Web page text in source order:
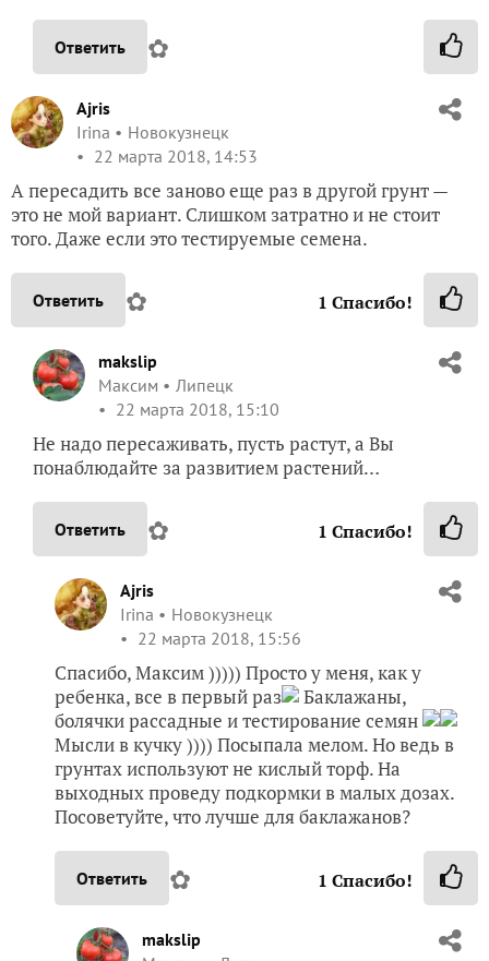
Ответить ✿
Ajris
Irina
Новокузнецк
22 марта 2018, 14:53
А пересадить все заново еще раз в другой грунт —
это не мой вариант. Слишком затратно и не стоит
того. Даже если это тестируемые семена.
Ответить ✿ 1 Спасибо!
makslip
Максим
Липецк
22 марта 2018, 15:10
Не надо пересаживать, пусть растут, а Вы
понаблюдайте за развитием растений…
Ответить ✿ 1 Спасибо!
Ajris
Irina
Новокузнецк
22 марта 2018, 15:56
Спасибо, Максим ))))) Просто у меня, как у
ребенка, все в первый раз
Баклажаны,
болячки рассадные и тестирование семян
Мысли в кучку )))) Посыпала мелом. Но ведь в
грунтах используют не кислый торф. На
выходных проведу подкормки в малых дозах.
Посоветуйте, что лучше для баклажанов?
Ответить ✿ 1 Спасибо!
makslip